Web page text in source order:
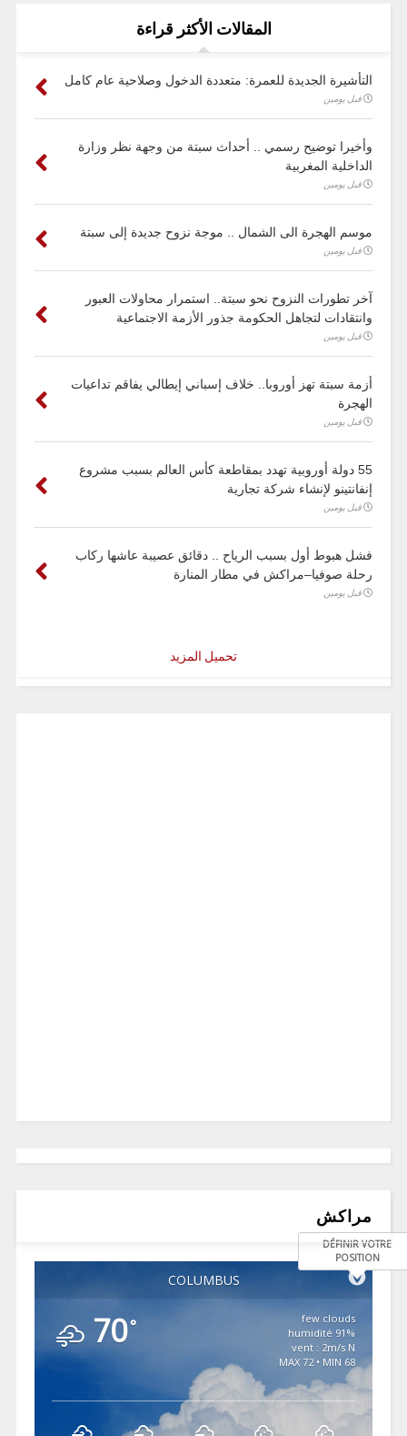
المقالات الأكثر قراءة
التأشيرة الجديدة للعمرة: متعددة الدخول وصلاحية عام كامل
قبل يومين
وأخيرا توضيح رسمي .. أحداث سبتة من وجهة نظر وزارة
الداخلية المغربية
قبل يومين
موسم الهجرة الى الشمال .. موجة نزوح جديدة إلى سبتة
قبل يومين
آخر تطورات النزوح نحو سبتة.. استمرار محاولات العبور
وانتقادات لتجاهل الحكومة جذور الأزمة الاجتماعية
قبل يومين
أزمة سبتة تهز أوروبا.. خلاف إسباني إيطالي يفاقم تداعيات
الهجرة
قبل يومين
55 دولة أوروبية تهدد بمقاطعة كأس العالم بسبب مشروع
إنفانتينو لإنشاء شركة تجارية
قبل يومين
فشل هبوط أول بسبب الرياح .. دقائق عصيبة عاشها ركاب
رحلة صوفيا–مراكش في مطار المنارة
قبل يومين
تحميل المزيد
مراكش
COLUMBUS
DÉFINIR VOTRE
POSITION
70°
few clouds
91% humidité
vent : 2m/s N
MAX 72 • MIN 68